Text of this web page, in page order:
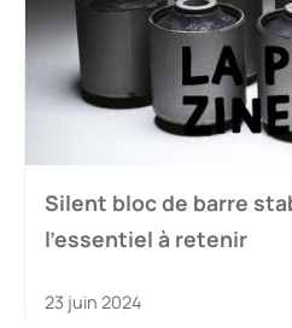
Silent bloc de barre
l’essentiel à retenir
23 juin 2024